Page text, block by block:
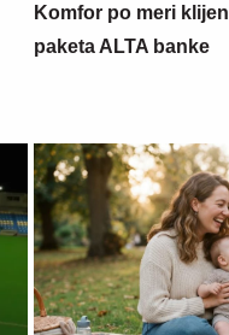
Komfor po meri
paketa ALTA banke